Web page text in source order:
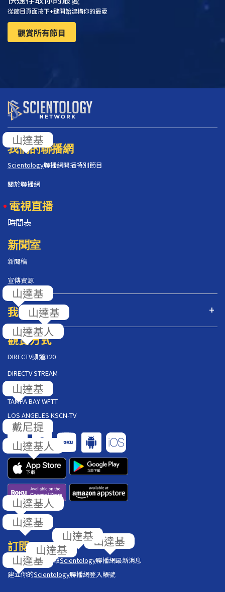
從節目頁面按下+鍵開始建構你的最愛
觀賞所有節目
我們的聯播網
Scientology聯播網開播特別節目
關於聯播網
電視直播
時間表
新聞室
新聞稿
宣傳資源
我們的節目
觀賞方式
DIRECTV頻道320
DIRECTV STREAM
AT&T U-VERSE
TAMPA BAY WFTT
LOS ANGELES KSCN-TV
回饋
訂閱
在你的收件匣獲取Scientology聯播網最新消息
建立你的Scientology聯播網登入帳號